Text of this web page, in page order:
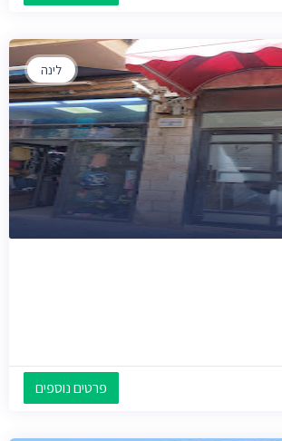
לינה
פרטים נוספים